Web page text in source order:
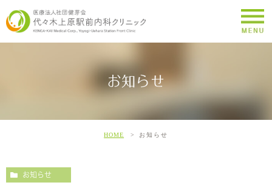
お知らせ
HOME お知らせ
お知らせ